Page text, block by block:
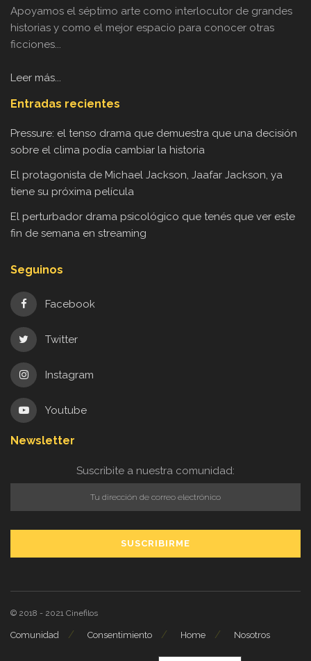
Apoyamos el séptimo arte como interlocutor de grandes
historias y como el mejor espacio para conocer otras
ficciones...
Leer más...
Entradas recientes
Pressure: el tenso drama que demuestra que una decisión
sobre el clima podía cambiar la historia
El protagonista de Michael Jackson, Jaafar Jackson, ya
tiene su próxima película
El perturbador drama psicológico que tenés que ver este
fin de semana en streaming
Seguinos
Facebook
Twitter
Instagram
Youtube
Newsletter
Suscribite a nuestra comunidad:
© 2018 - 2021 Cinefilos
Comunidad Consentimiento Home Nosotros